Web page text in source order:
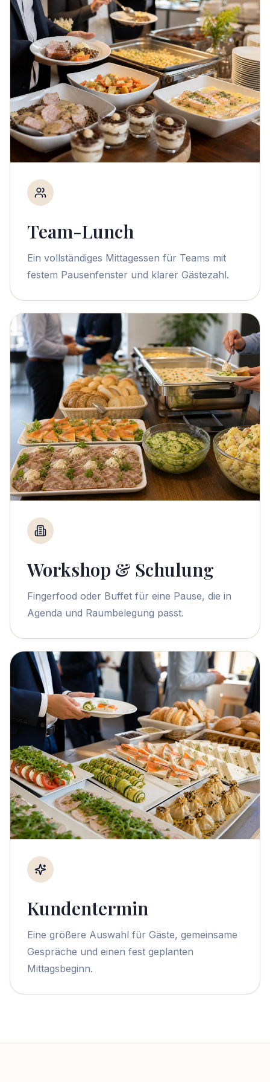
Team-Lunch
Ein vollständiges Mittagessen für Teams mit
festem Pausenfenster und klarer Gästezahl.
Workshop & Schulung
Fingerfood oder Buffet für eine Pause, die in
Agenda und Raumbelegung passt.
Kundentermin
Eine größere Auswahl für Gäste, gemeinsame
Gespräche und einen fest geplanten
Mittagsbeginn.